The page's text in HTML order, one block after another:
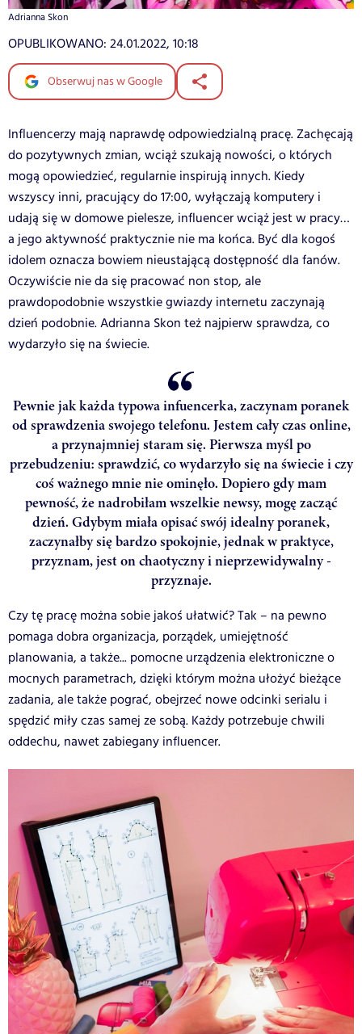
Adrianna Skon
OPUBLIKOWANO: 24.01.2022, 10:18
Obserwuj nas w Google
Influencerzy mają naprawdę odpowiedzialną pracę. Zachęcają
do pozytywnych zmian, wciąż szukają nowości, o których
mogą opowiedzieć, regularnie inspirują innych. Kiedy
wszyscy inni, pracujący do 17:00, wyłączają komputery i
udają się w domowe pielesze, influencer wciąż jest w pracy…
a jego aktywność praktycznie nie ma końca. Być dla kogoś
idolem oznacza bowiem nieustającą dostępność dla fanów.
Oczywiście nie da się pracować non stop, ale
prawdopodobnie wszystkie gwiazdy internetu zaczynają
dzień podobnie. Adrianna Skon też najpierw sprawdza, co
wydarzyło się na świecie.
Pewnie jak każda typowa infuencerka, zaczynam poranek
od sprawdzenia swojego telefonu. Jestem cały czas online,
a przynajmniej staram się. Pierwsza myśl po
przebudzeniu: sprawdzić, co wydarzyło się na świecie i czy
coś ważnego mnie nie ominęło. Dopiero gdy mam
pewność, że nadrobiłam wszelkie newsy, mogę zacząć
dzień. Gdybym miała opisać swój idealny poranek,
zaczynałby się bardzo spokojnie, jednak w praktyce,
przyznam, jest on chaotyczny i nieprzewidywalny -
przyznaje.
Czy tę pracę można sobie jakoś ułatwić? Tak – na pewno
pomaga dobra organizacja, porządek, umiejętność
planowania, a także... pomocne urządzenia elektroniczne o
mocnych parametrach, dzięki którym można ułożyć bieżące
zadania, ale także pograć, obejrzeć nowe odcinki serialu i
spędzić miły czas samej ze sobą. Każdy potrzebuje chwili
oddechu, nawet zabiegany influencer.